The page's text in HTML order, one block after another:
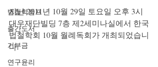
법철학캠프
출간도서
기부금
연구윤리
지난 2011년 10월 29일 토요일 오후 3시
대우재단빌딩 7층 제2세미나실에서 한국
법철학회 10월 월례독회가 개최되었습니
다.